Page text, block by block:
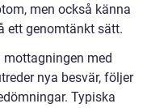
men också känna
ett genomtänkt sätt.
med
nya besvär, följer
Typiska